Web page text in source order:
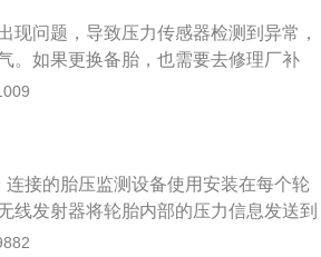
停在路边，如果有后方来车，需要打开
出现问题，如果有，及时拨打救援电
方式，参考车辆操作手册；或副驾车
调整到标准胎压；2、第二个类型消
以消除轮胎的压力损失，这个消除方
比较常见。
现问题，导致压力传感器检测到异常，
。如果更换备胎，也需要去修理厂补
地面的接触面积变大，造成车轮滚动阻
漏气的现象出现，需要进行4个轮胎的
气现象，需要进行补胎；第2个可能就
监测器报警的时候，观察是否车内人员
是，汽车在路过颠簸的路面时，导致
到胎压出现问题，其中第2个可能和
接的胎压监测设备使用安装在每个轮
线发射器将轮胎内部的压力信息发送到
间接胎压监测：间接胎压监测的工作